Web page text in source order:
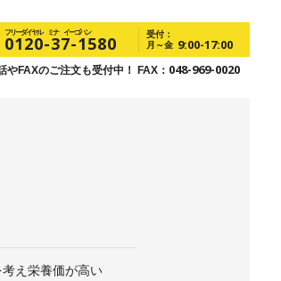
フリーダイヤル ミナ イーゴハン
0120-37-1580
受付：
月～金 9:00-17:00
やFAXのご注文も受付中！ FAX： 048-969-0020
え栄養価が高い